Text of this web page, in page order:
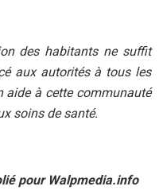
des habitants ne suffit
aux autorités à tous les
aide à cette communauté
soins de santé.
pour Walpmedia.info